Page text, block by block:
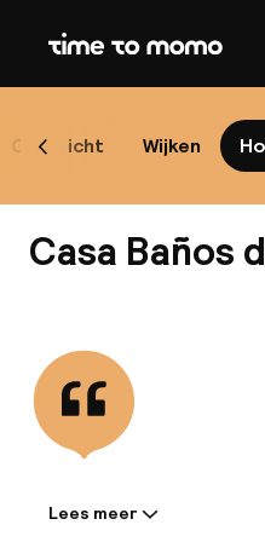
Home
Overzicht Wijken
Scroll naar links
Casa Baños
Informatie gedeeld
Lees meer